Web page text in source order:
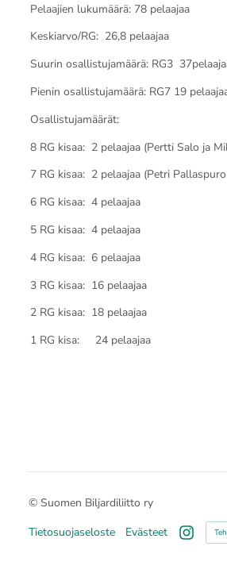
Pelaajien lukumäärä: 78 pelaajaa
Keskiarvo/RG: 26,8 pelaajaa
Suurin osallistujamäärä: RG3
Pienin osallistujamäärä: RG7 19
Osallistujamäärät:
8 RG kisaa: 2 pelaajaa (Pertti Salo ja
7 RG kisaa: 2 pelaajaa (Petri
6 RG kisaa: 4 pelaajaa
5 RG kisaa: 4 pelaajaa
4 RG kisaa: 6 pelaajaa
3 RG kisaa: 16 pelaajaa
2 RG kisaa: 18 pelaajaa
1 RG kisa: 24 pelaajaa
© Suomen Biljardiliitto ry
Tietosuojaseloste
Evästeet
Instagram